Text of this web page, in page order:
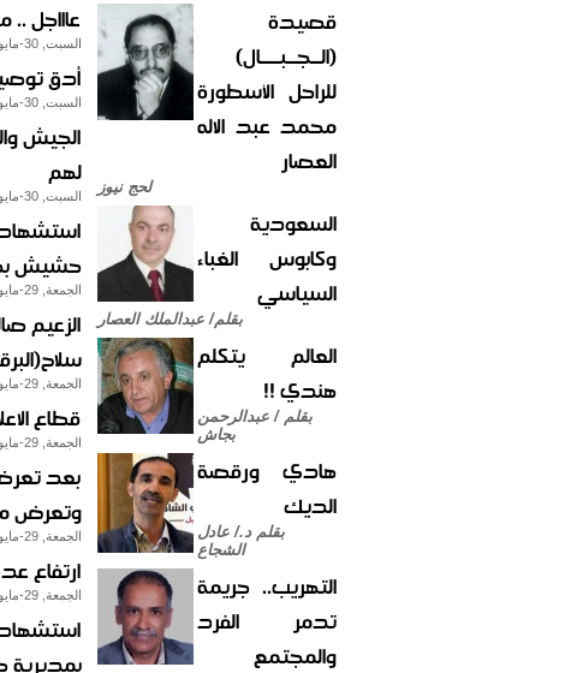
قصيدة
(الــجــبــــال)
للراحل الأسطورة
محمد عبد الاله
العصار
لحج نيوز
السعودية
وكابوس الغباء
السياسي
بقلم/ عبدالملك العصار
العالم يتكلم
هندي !!
بقلم / عبدالرحمن
بجاش
هادي ورقصة
الديك
بقلم د./ عادل
الشجاع
التهريب.. جريمة
تدمر الفرد
والمجتمع
عاااجل
السبت, 30-مايو-2015
أدق
السبت, 30-مايو-2015
الجيش
لهم
السبت, 30-مايو-2015
حشيش
الجمعة, 29-مايو-2015
الزعيم
الجمعة, 29-مايو-2015
قطاع
الجمعة, 29-مايو-2015
بعد
وتعرض
الجمعة, 29-مايو-2015
ارتفاع
الجمعة, 29-مايو-2015
بمديرية